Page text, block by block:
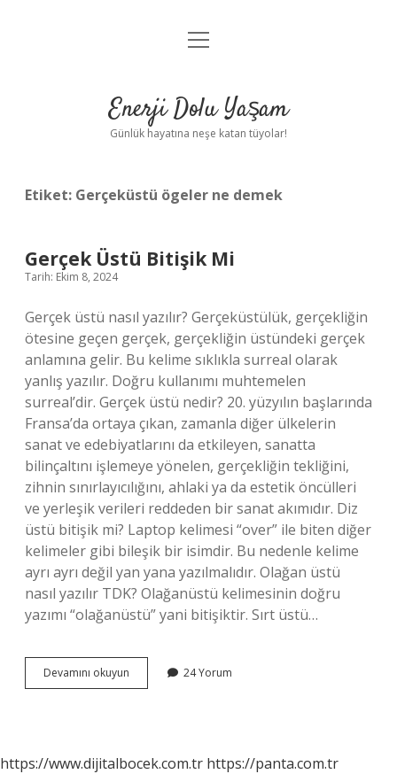
Anasayfa
Yasal Uyarı
menüyü
Enerji Dolu Yaşam
Günlük hayatına neşe katan tüyolar!
Etiket: Gerçeküstü ögeler ne demek
Gerçek Üstü Bitişik Mi
Tarih: Ekim 8, 2024
Gerçek üstü nasıl yazılır? Gerçeküstülük, gerçekliğin
ötesine geçen gerçek, gerçekliğin üstündeki gerçek
anlamına gelir. Bu kelime sıklıkla surreal olarak
yanlış yazılır. Doğru kullanımı muhtemelen
surreal’dir. Gerçek üstü nedir? 20. yüzyılın başlarında
Fransa’da ortaya çıkan, zamanla diğer ülkelerin
sanat ve edebiyatlarını da etkileyen, sanatta
bilinçaltını işlemeye yönelen, gerçekliğin tekliğini,
zihnin sınırlayıcılığını, ahlaki ya da estetik öncülleri
ve yerleşik verileri reddeden bir sanat akımıdır. Diz
üstü bitişik mi? Laptop kelimesi “over” ile biten diğer
kelimeler gibi bileşik bir isimdir. Bu nedenle kelime
ayrı ayrı değil yan yana yazılmalıdır. Olağan üstü
nasıl yazılır TDK? Olağanüstü kelimesinin doğru
yazımı “olağanüstü” yani bitişiktir. Sırt üstü…
Devamını okuyun
Üstü
24 Yorum
https://www.dijitalbocek.com.tr https://panta.com.tr